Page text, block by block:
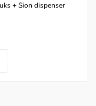
+ Sion dispenser